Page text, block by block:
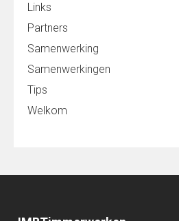
Links
Partners
Samenwerking
Samenwerkingen
Tips
Welkom